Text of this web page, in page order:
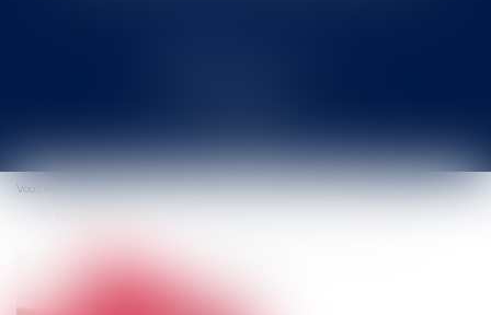
Ouvrir
le
menu
Vous êtes ici :